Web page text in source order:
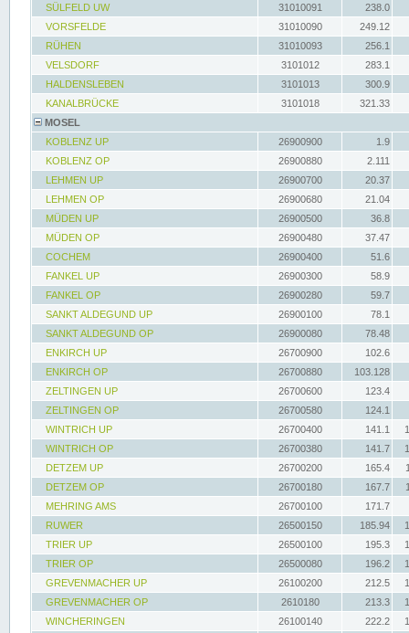
SÜLFELD UW
31010091
238.0
VORSFELDE
31010090
249.12
RÜHEN
31010093
256.1
VELSDORF
3101012
283.1
HALDENSLEBEN
3101013
300.9
KANALBRÜCKE
3101018
321.33
MOSEL
KOBLENZ UP
26900900
1.9
KOBLENZ OP
26900880
2.111
LEHMEN UP
26900700
20.37
LEHMEN OP
26900680
21.04
MÜDEN UP
26900500
36.8
MÜDEN OP
26900480
37.47
COCHEM
26900400
51.6
FANKEL UP
26900300
58.9
FANKEL OP
26900280
59.7
SANKT ALDEGUND UP
26900100
78.1
SANKT ALDEGUND OP
26900080
78.48
ENKIRCH UP
26700900
102.6
ENKIRCH OP
26700880
103.128
ZELTINGEN UP
26700600
123.4
ZELTINGEN OP
26700580
124.1
WINTRICH UP
26700400 141.1
WINTRICH OP
26700380 141.7
DETZEM UP
26700200 165.4
DETZEM OP
26700180 167.7
MEHRING AMS
26700100
171.7
RUWER
26500150 185.94
TRIER UP
26500100 195.3
TRIER OP
26500080 196.2
GREVENMACHER UP
26100200 212.5
GREVENMACHER OP
2610180 213.3
WINCHERINGEN
26100140 222.2